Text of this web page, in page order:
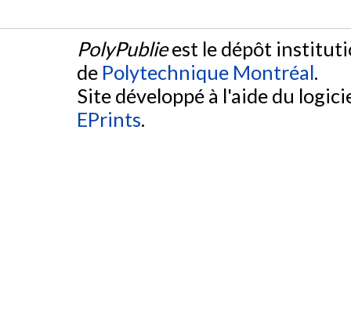
PolyPublieest le dépôt
de Polytechnique Montréal.
Site développé à l'aide du
EPrints.